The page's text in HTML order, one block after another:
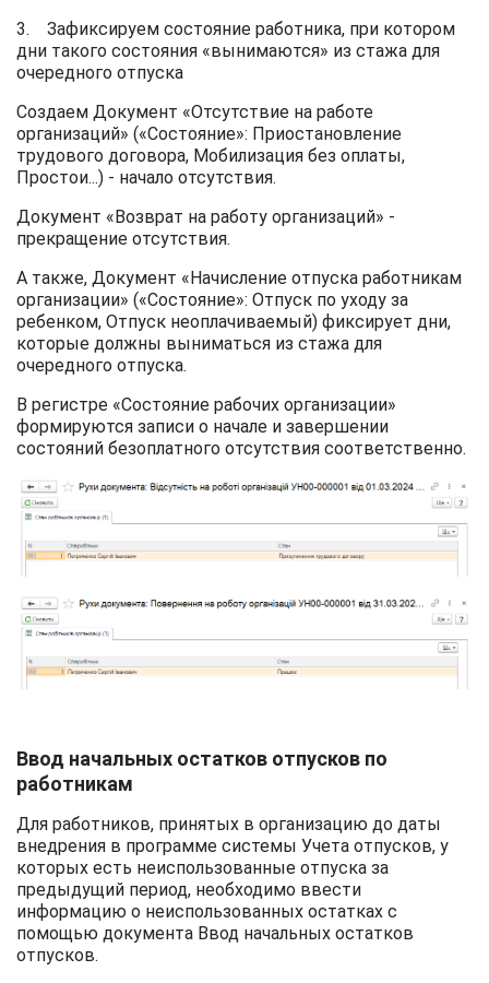
3. Зафиксируем состояние работника, при котором
дни такого состояния «вынимаются» из стажа для
очередного отпуска
Создаем Документ «Отсутствие на работе
организаций» («Состояние»: Приостановление
трудового договора, Мобилизация без оплаты,
Простои...) - начало отсутствия.
Документ «Возврат на работу организаций» -
прекращение отсутствия.
А также, Документ «Начисление отпуска работникам
организации» («Состояние»: Отпуск по уходу за
ребенком, Отпуск неоплачиваемый) фиксирует дни,
которые должны выниматься из стажа для
очередного отпуска.
В регистре «Состояние рабочих организации»
формируются записи о начале и завершении
состояний безоплатного отсутствия соответственно.
Ввод начальных остатков отпусков по
работникам
Для работников, принятых в организацию до даты
внедрения в программе системы Учета отпусков, у
которых есть неиспользованные отпуска за
предыдущий период, необходимо ввести
информацию о неиспользованных остатках с
помощью документа Ввод начальных остатков
отпусков.